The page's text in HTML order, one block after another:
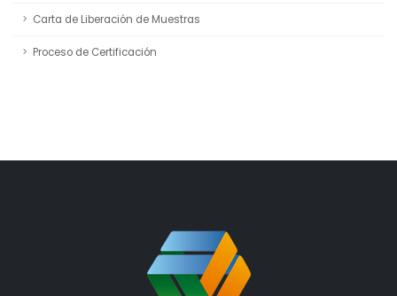
Carta de Liberación de Muestras
Proceso de Certificación